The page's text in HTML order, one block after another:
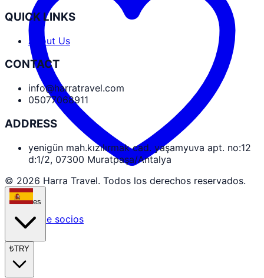
Acceso de socios
QUICK LINKS
About Us
CONTACT
info@harratravel.com
05077068911
ADDRESS
yenigün mah.kızılırmak cad. yaşamyuva apt. no:12
d:1/2, 07300 Muratpaşa/Antalya
© 2026 Harra Travel. Todos los derechos reservados.
es
₺TRY